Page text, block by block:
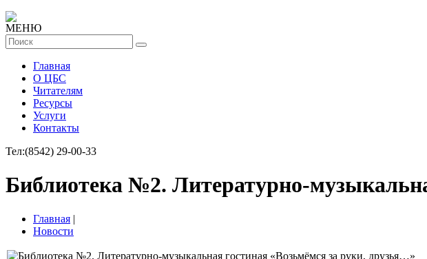
МЕНЮ
Главная
О ЦБС
Читателям
Ресурсы
Услуги
Контакты
Тел:(8542) 29-00-33
Библиотека №2. Литературно-
Главная |
Новости